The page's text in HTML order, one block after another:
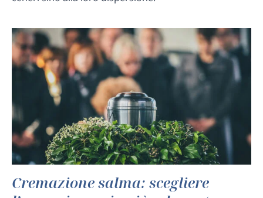
Cremazione salma: scegliere